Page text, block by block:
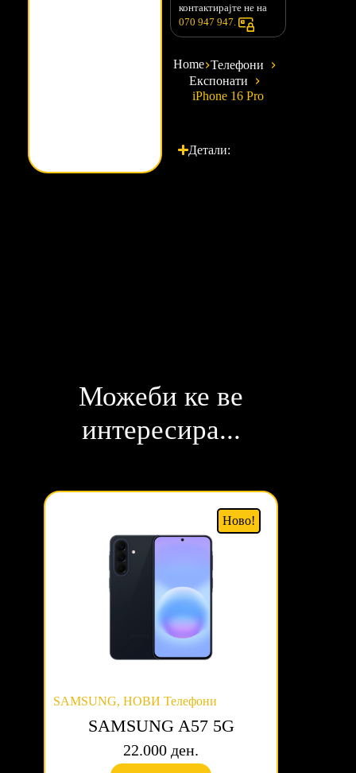
контактирајте не на
070 947 947.
Home Телефони
Експонати
iPhone 16 Pro
Детали:
Можеби ке ве
интересира...
Ново!
SAMSUNG, НОВИ Телефони
SAMSUNG A57 5G
22.000 ден.